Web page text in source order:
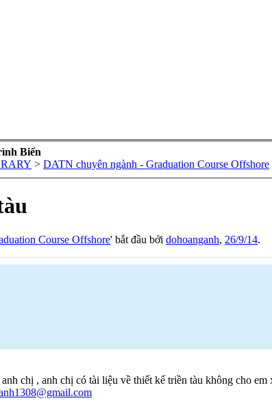
Biển
> DATN chuyên ngành - Graduation Course Offshore
Course Offshore' bắt đầu bởi dohoanganh, 26/9/14.
chị , anh chị có tài liệu về thiết kế triền tàu không cho